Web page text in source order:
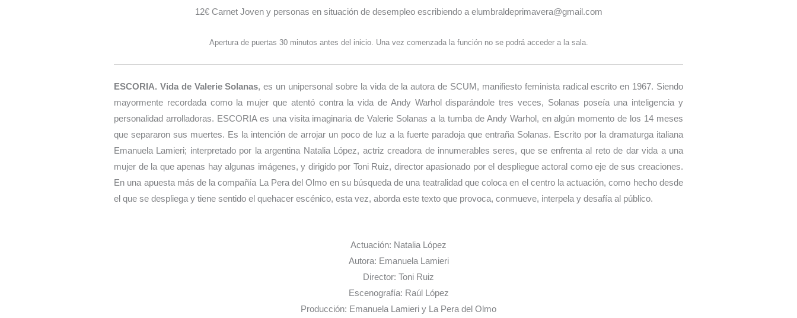
12€ Carnet Joven y personas en situación de desempleo escribiendo a elumbraldeprimavera@gmail.com
Apertura de puertas 30 minutos antes del inicio. Una vez comenzada la función no se podrá acceder a la sala.
ESCORIA. Vida de Valerie Solanas, es un unipersonal sobre la vida de la autora de SCUM, manifiesto feminista radical escrito en 1967. Siendo
mayormente recordada como la mujer que atentó contra la vida de Andy Warhol disparándole tres veces, Solanas poseía una inteligencia y
personalidad arrolladoras. ESCORIA es una visita imaginaria de Valerie Solanas a la tumba de Andy Warhol, en algún momento de los 14 meses
que separaron sus muertes. Es la intención de arrojar un poco de luz a la fuerte paradoja que entraña Solanas. Escrito por la dramaturga italiana
Emanuela Lamieri; interpretado por la argentina Natalia López, actriz creadora de innumerables seres, que se enfrenta al reto de dar vida a una
mujer de la que apenas hay algunas imágenes, y dirigido por Toni Ruiz, director apasionado por el despliegue actoral como eje de sus creaciones.
En una apuesta más de la compañía La Pera del Olmo en su búsqueda de una teatralidad que coloca en el centro la actuación, como hecho desde
el que se despliega y tiene sentido el quehacer escénico, esta vez, aborda este texto que provoca, conmueve, interpela y desafía al público.
Actuación: Natalia López
Autora: Emanuela Lamieri
Director: Toni Ruiz
Escenografía: Raúl López
Producción: Emanuela Lamieri y La Pera del Olmo